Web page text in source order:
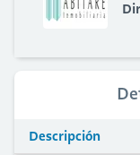
Descripción